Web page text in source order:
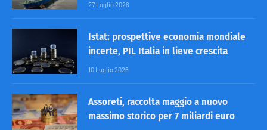
27 Luglio 2026
Istat: prospettive economia mondiale
incerte, PIL Italia in lieve crescita
10 Luglio 2026
Assoreti, raccolta maggio a nuovo
massimo storico per 7 miliardi euro